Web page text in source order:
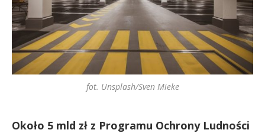
fot. Unsplash/Sven Mieke
Około 5 mld zł z Programu Ochrony Ludności